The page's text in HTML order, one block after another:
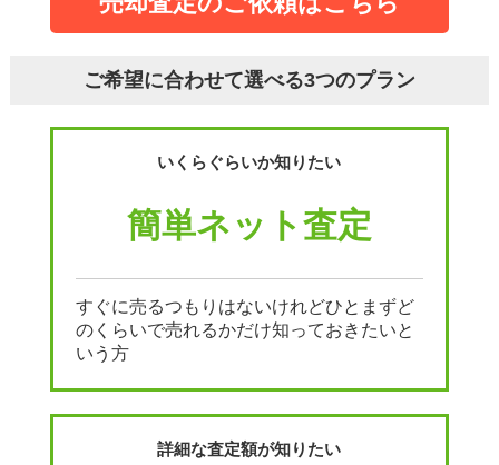
ご希望に合わせて選べる3つのプラン
いくらぐらいか知りたい
簡単ネット査定
すぐに売るつもりはないけれどひとまずど
のくらいで売れるかだけ知っておきたいと
いう方
詳細な査定額が知りたい